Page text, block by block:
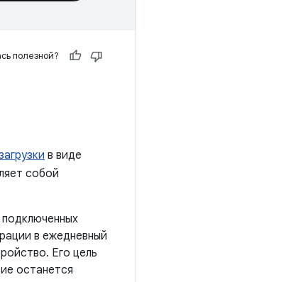
полезной?
в виде
собой
в ежедневный
Его цель
останется